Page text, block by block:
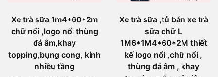
Xe trà sữa 1m4*60*2m
chữ nổi ,logo nổi thùng
đá âm,khay
topping,bụng cong, kính
nhiều tầng
Xe trà sữa ,tủ bán xe trà
sữa chữ L
1M6*1M4*60*2M thiết
kế logo nổi ,chữ nổi ,
thùng đá âm , khay